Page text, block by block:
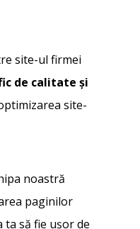
site-ul firmei
de calitate și
site-
noastră
paginilor
să fie ușor de